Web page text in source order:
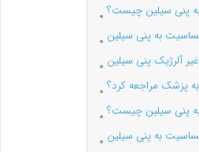
پنی‌ سیلین چیست؟
به پنی سیلین
آلرژیک پنی سیلین
پزشک مراجعه کرد؟
پنی سیلین چیست؟
به پنی سیلین